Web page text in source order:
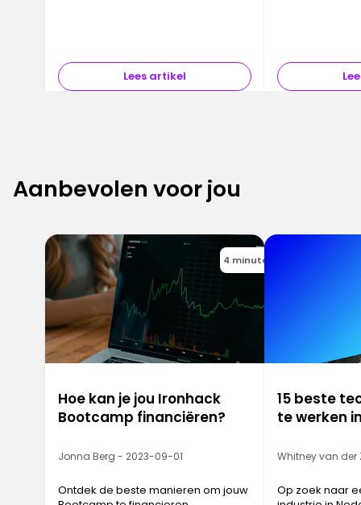
Lees artikel
Aanbevolen voor jou
4 minutes
Hoe kan je jou Ironhack
Bootcamp financiëren?
Jonna Berg - 2023-09-01
Ontdek de beste manieren om jouw
15 beste
te werken
Whitney van
Op zoek naar